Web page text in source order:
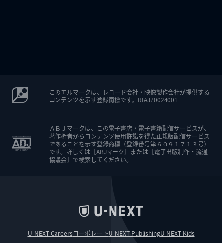
このエルマークは、レコード会社・映像製作会社が提供する
コンテンツを示す登録商標です。RIAJ70024001
ＡＢＪマークは、この電子書店・電子書籍配信サービスが、
著作権者からコンテンツ使用許諾を得た正規版配信サービス
であることを示す登録商標（登録番号第６０９１７１３号）
です。詳しくは［ABJマーク］または［電子出版制作・流通
協議会］で検索してください。
U-NEXT CareersコーポレートU-NEXT PublishingU-NEXT Kids